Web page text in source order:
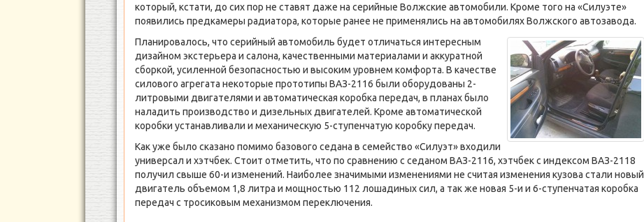
который, кстати, до сих пор не ставят даже на серийные Волжские автомобили. Кроме того на «Силуэте»
появились предкамеры радиатора, которые ранее не применялись на автомобилях Волжского автозавода.
Планировалось, что серийный автомобиль будет отличаться интересным
дизайном экстерьера и салона, качественными материалами и аккуратной
сборкой, усиленной безопасностью и высоким уровнем комфорта. В качестве
силового агрегата некоторые прототипы ВАЗ-2116 были оборудованы 2-
литровыми двигателями и автоматическая коробка передач, в планах было
наладить производство и дизельных двигателей. Кроме автоматической
коробки устанавливали и механическую 5-ступенчатую коробку передач.
Как уже было сказано помимо базового седана в семейство «Силуэт» входили
универсал и хэтчбек. Стоит отметить, что по сравнению с седаном ВАЗ-2116, хэтчбек с индексом ВАЗ-2118
получил свыше 60-и изменений. Наиболее значимыми изменениями не считая изменения кузова стали новый
двигатель объемом 1,8 литра и мощностью 112 лошадиных сил, а так же новая 5-и и 6-ступенчатая коробка
передач с тросиковым механизмом переключения.